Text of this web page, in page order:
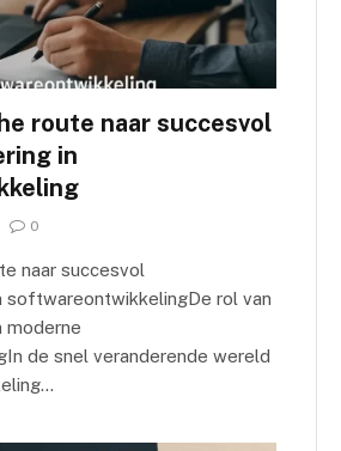
route naar succesvol
in
0
naar succesvol
softwareontwikkelingDe rol van
moderne
de snel veranderende wereld